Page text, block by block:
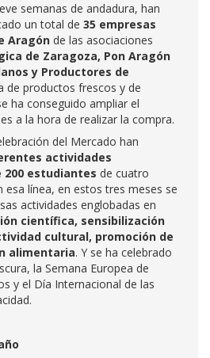
semanas de andadura, han
un total de 35 empresas
Aragón de las asociaciones
de Zaragoza, Pon Aragón
y Productores de
de productos frescos y de
ha conseguido ampliar el
a la hora de realizar la compra.
del Mercado han
actividades
200 estudiantes de cuatro
esa línea, en estos tres meses se
actividades englobadas en
científica, sensibilización
cultural, promoción de
alimentaria. Y se ha celebrado
la Semana Europea de
y el Día Internacional de las